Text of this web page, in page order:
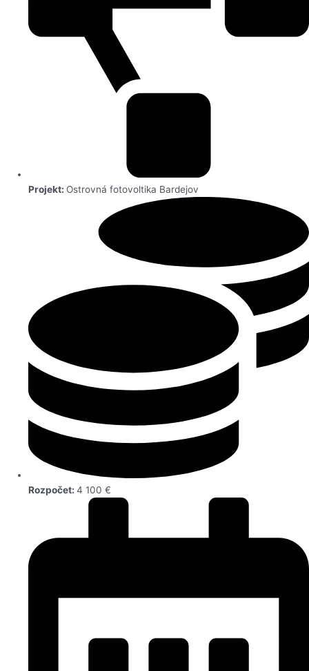
Projekt: Ostrovná fotovoltika Bardejov
Rozpočet:4 100 €